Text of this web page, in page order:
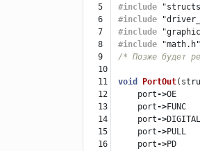
5
6
7
8
9
10
11
12
13
14
15
16
#include
#include
#include
#include
"math.h"
/* Позже будет
void PortOut(
port->OE
port->FUNC
port->DIGITAL
port->PULL
port->PD